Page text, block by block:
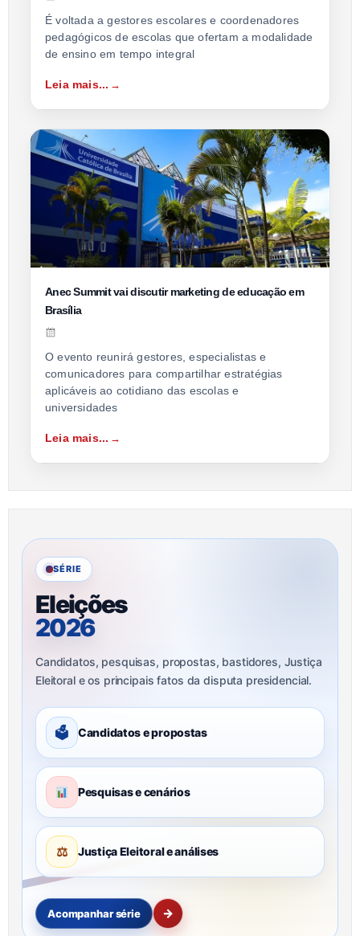
É voltada a gestores escolares e coordenadores
pedagógicos de escolas que ofertam a modalidade
de ensino em tempo integral
Leia mais...
Anec Summit vai discutir marketing de educação em
Brasília
O evento reunirá gestores, especialistas e
comunicadores para compartilhar estratégias
aplicáveis ao cotidiano das escolas e
universidades
Leia mais...
SÉRIE
Eleições
2026
Candidatos, pesquisas, propostas, bastidores, Justiça
Eleitoral e os principais fatos da disputa presidencial.
🗳 Candidatos e propostas
Pesquisas e cenários
⚖ Justiça Eleitoral e análises
Acompanhar série →